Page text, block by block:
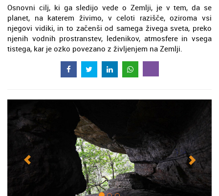
Osnovni cilj, ki ga sledijo vede o Zemlji, je v tem, da se
planet, na katerem živimo, v celoti razišče, oziroma vsi
njegovi vidiki, in to začenši od samega živega sveta, preko
njenih vodnih prostranstev, ledenikov, atmosfere in vsega
tistega, kar je ozko povezano z življenjem na Zemlji.